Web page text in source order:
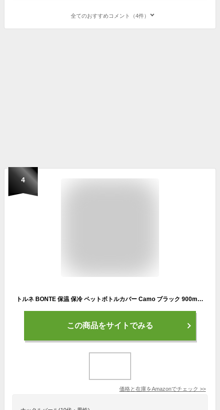
全てのおすすめコメント（4件）
4
トルネ BONTE 保温 保冷 ペットボトルカバー Camo ブラック 900ml～1L用 内面アルミ加工 ショルダーベルト付き P-3643
この商品をサイトでみる
価格と在庫をAmazonでチェック >>